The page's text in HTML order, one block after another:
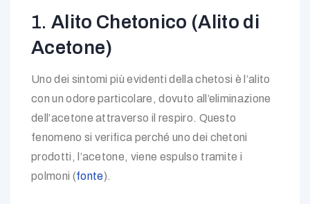
1. Alito Chetonico (Alito di
Acetone)
Uno dei sintomi più evidenti della chetosi è l’alito
con un odore particolare, dovuto all’eliminazione
dell’acetone attraverso il respiro. Questo
fenomeno si verifica perché uno dei chetoni
prodotti, l’acetone, viene espulso tramite i
polmoni (fonte).